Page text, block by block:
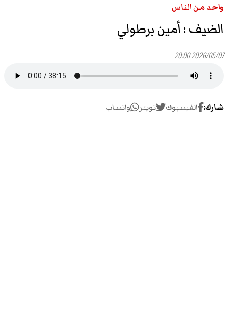
واحد من الناس
الضيف : أمين برطولي
2026/05/07 20:00
شارك: الفيسبوك تويتر واتساب